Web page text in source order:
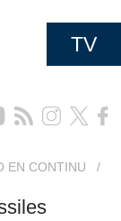
TV
EN CONTINU
/